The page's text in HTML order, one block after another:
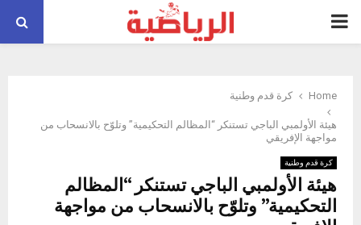
PRIMARY
Home كرة قدم وطنية
هيئة الأولمبي الباجي تستنكر “المظالم التحكيمية” وتلوّح بالانسحاب من
مواجهة الإفريقي
كرة قدم وطنية
هيئة الأولمبي الباجي تستنكر “المظالم
التحكيمية” وتلوّح بالانسحاب من مواجهة